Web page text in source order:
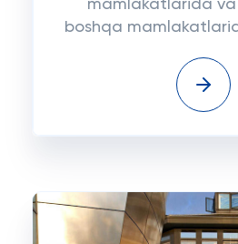
mamlakatlarida va
boshqa